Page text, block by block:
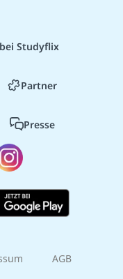
Studyflix
Partner
Presse
AGB